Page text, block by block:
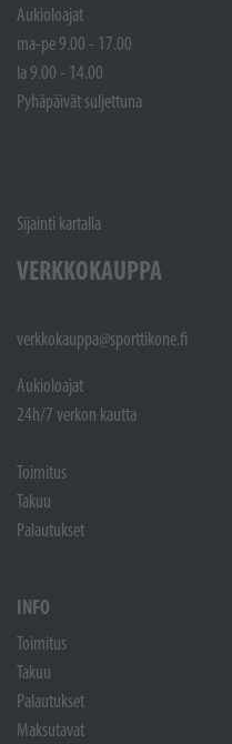
Aukioloajat
ma-pe 9.00 - 17.00
la 9.00 - 14.00
Pyhäpäivät suljettuna
Sijainti kartalla
VERKKOKAUPPA
verkkokauppa@sporttikone.fi
Aukioloajat
24h/7 verkon kautta
Toimitus
Takuu
Palautukset
INFO
Toimitus
Takuu
Palautukset
Maksutavat